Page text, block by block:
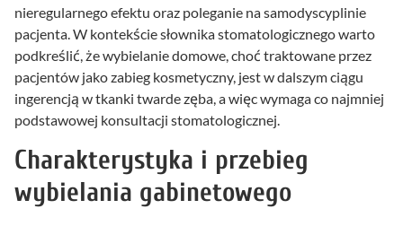
nieregularnego efektu oraz poleganie na samodyscyplinie
pacjenta. W kontekście słownika stomatologicznego warto
podkreślić, że wybielanie domowe, choć traktowane przez
pacjentów jako zabieg kosmetyczny, jest w dalszym ciągu
ingerencją w tkanki twarde zęba, a więc wymaga co najmniej
podstawowej konsultacji stomatologicznej.
Charakterystyka i przebieg
wybielania gabinetowego